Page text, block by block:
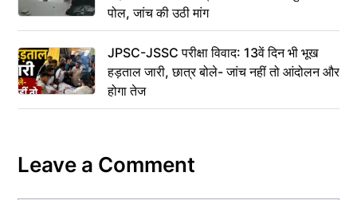
पोल, जांच की उठी मांग
JPSC-JSSC परीक्षा विवाद: 13वें दिन भी भूख
हड़ताल जारी, छात्र बोले- जांच नहीं तो आंदोलन और
होगा तेज
Leave a Comment